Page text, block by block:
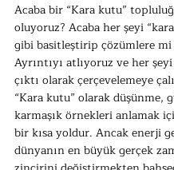
Acaba bir “Kara kutu”
oluyoruz? Acaba her şeyi
gibi basitleştirip çözümlere mi
Ayrıntıyı atlıyoruz ve her
çıktı olarak çerçevelemeye
“Kara kutu” olarak düşünme,
karmaşık örnekleri anlamak
bir kısa yoldur. Ancak enerji
dünyanın en büyük gerçek